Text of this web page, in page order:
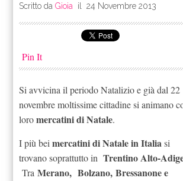
Scritto daGioia il24 Novembre 2013
Pin It
Si avvicina il periodo Natalizio e già dal 22
novembre moltissime cittadine si animano
loromercatini di Natale.
I più beimercatini di Natale in Italiasi
trovano soprattutto inTrentino Alto-
TraMerano, Bolzano,Bressanone e